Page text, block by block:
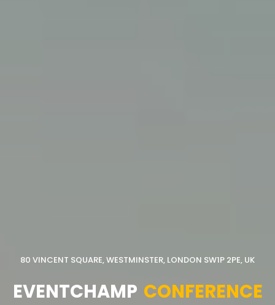
80 VINCENT SQUARE, WESTMINSTER, LONDON SW1P 2PE, UK
EVENTCHAMP CONFERENCE